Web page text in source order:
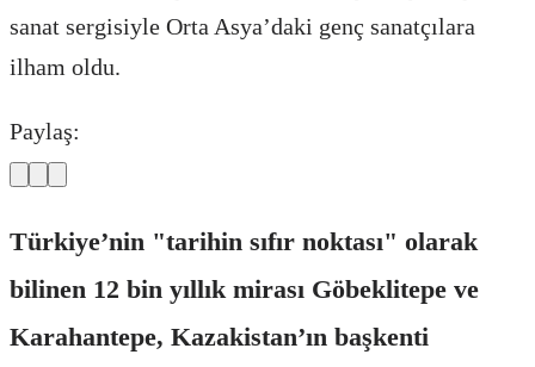
sanat sergisiyle Orta Asya’daki genç sanatçılara
ilham oldu.
Paylaş:
Türkiye’nin "tarihin sıfır noktası" olarak
bilinen 12 bin yıllık mirası Göbeklitepe ve
Karahantepe, Kazakistan’ın başkenti